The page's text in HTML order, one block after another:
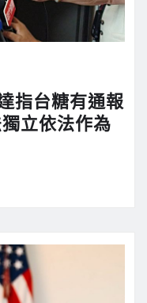
指台糖有通報
立依法作為